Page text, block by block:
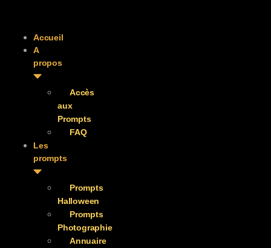
Accueil
A
propos
Accès
aux
Prompts
FAQ
Les
prompts
Prompts
Halloween
Prompts
Photographie
Annuaire